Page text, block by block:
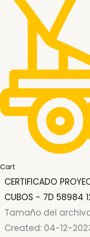
Cart
CERTIFICADO
CUBOS - 7D 58984
Tamaño del
Created: 04-12-